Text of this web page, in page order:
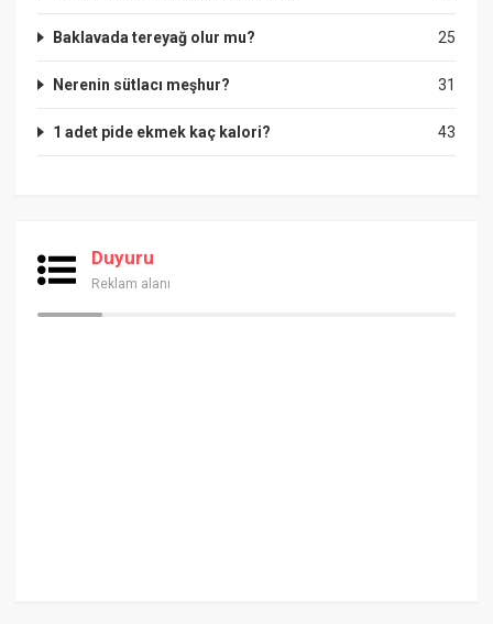
25
Baklavada tereyağ olur mu?
31
Nerenin sütlacı meşhur?
43
1 adet pide ekmek kaç kalori?
Duyuru
Reklam alanı